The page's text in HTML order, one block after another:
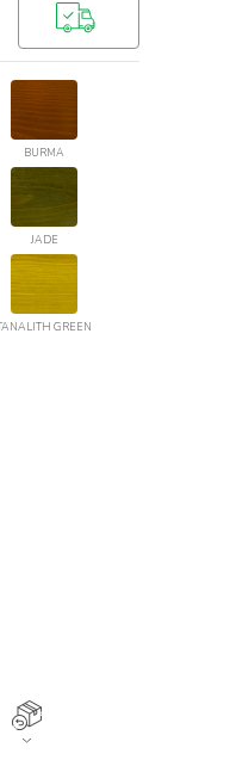
BURMA
JADE
GREEN